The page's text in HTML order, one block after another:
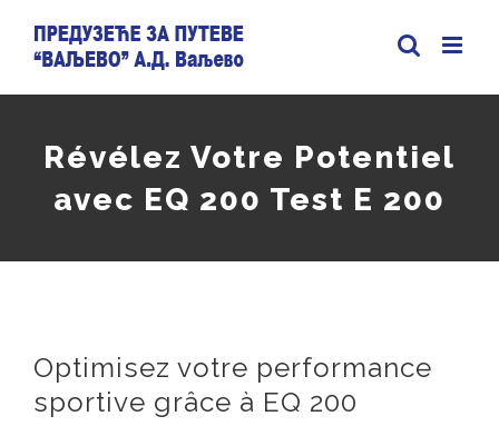
content
Révélez Votre Potentiel
avec EQ 200 Test E 200
Optimisez votre performance
sportive grâce à EQ 200